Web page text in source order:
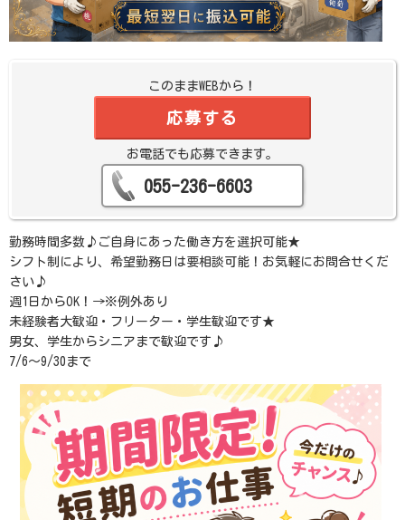
このままWEBから！
応募する
お電話でも応募できます。
055-236-6603
勤務時間多数♪ご自身にあった働き方を選択可能★
シフト制により、希望勤務日は要相談可能！お気軽にお問合せくだ
さい♪
週1日からOK！→※例外あり
未経験者大歓迎・フリーター・学生歓迎です★
男女、学生からシニアまで歓迎です♪
7/6～9/30まで